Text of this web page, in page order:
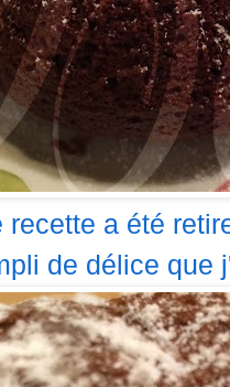
recette a été
de délice que